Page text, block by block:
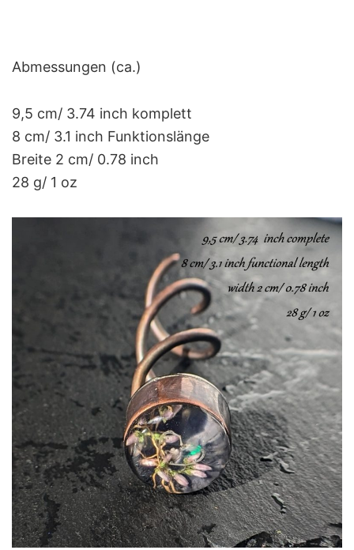
Abmessungen (ca.)
9,5 cm/ 3.74 inch komplett
8 cm/ 3.1 inch Funktionslänge
Breite 2 cm/ 0.78 inch
28 g/ 1 oz